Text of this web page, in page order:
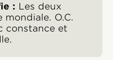
: Les deux
mondiale. O.C.
constance et